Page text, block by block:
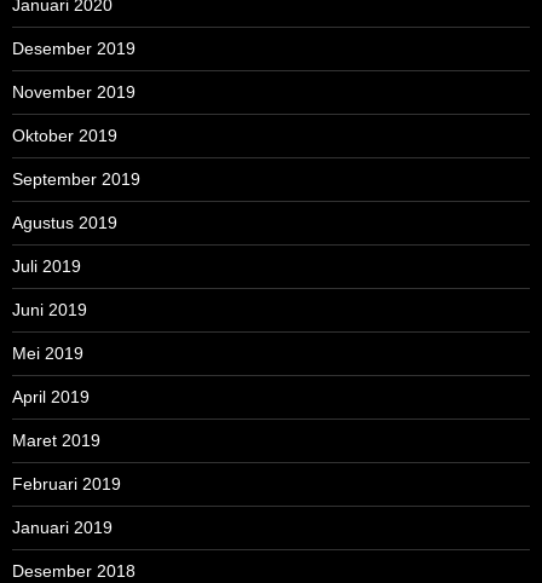
Januari 2020
Desember 2019
November 2019
Oktober 2019
September 2019
Agustus 2019
Juli 2019
Juni 2019
Mei 2019
April 2019
Maret 2019
Februari 2019
Januari 2019
Desember 2018